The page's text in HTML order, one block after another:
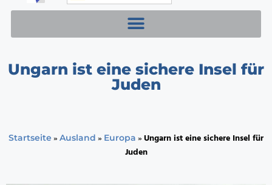
Ungarn ist eine sichere Insel für
Juden
Startseite » Ausland » Europa »Ungarn ist eine sichere Insel für
Juden